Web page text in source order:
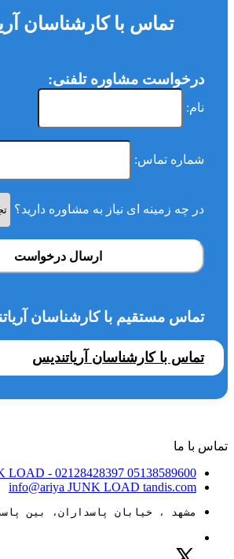
تماس با کارشناسان
درخواست مشاوره تلفنی:
نام:
شماره تماس:
در چه زمینه ای نیاز به مشاوره دارید؟
ارسال درخواست
تماس مستقیم با کارشناسان
تماس با کارشناسان آریاتندیس
تماس با ما
05138589600
LOAD - 02128428397
info@ariya JUNK LOAD tandis.com
مشهد ، خیابان پاسداران، بین پاسداران ۴ و ۶،